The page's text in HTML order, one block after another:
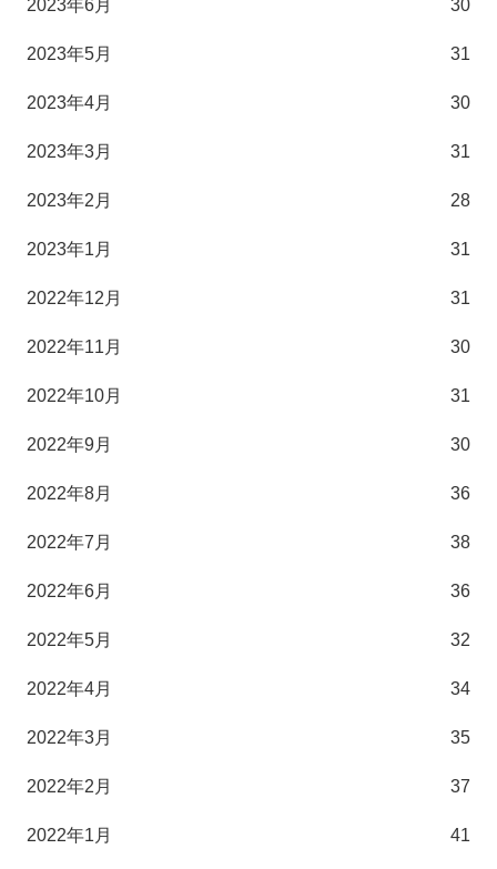
2023年6月 30
2023年5月 31
2023年4月 30
2023年3月 31
2023年2月 28
2023年1月 31
2022年12月 31
2022年11月 30
2022年10月 31
2022年9月 30
2022年8月 36
2022年7月 38
2022年6月 36
2022年5月 32
2022年4月 34
2022年3月 35
2022年2月 37
2022年1月 41